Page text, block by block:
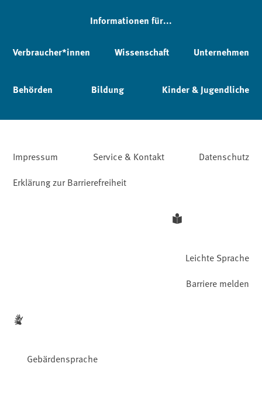
Informationen für...
Verbraucher*innen Wissenschaft Unternehmen
Behörden Bildung Kinder & Jugendliche
Impressum Service & Kontakt
Datenschutz
Erklärung zur Barrierefreiheit
Leichte Sprache
Gebärdensprache
Barriere melden